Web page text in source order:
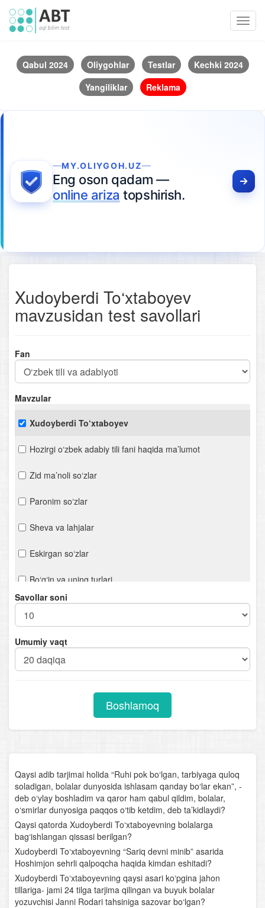
Qabul 2024 Oliygohlar Testlar
Kechki 2024
Yangiliklar
Reklama
MY.OLIYGOH.UZ
Eng oson qadam —
online ariza topshirish.
Xudoyberdi To‘xtaboyev
mavzusidan test savollari
Fan
Mavzular
Xudoyberdi To‘xtaboyev
Hozirgi o‘zbek adabiy tili fani haqida ma’lumot
Zid ma’noli so‘zlar
Paronim so‘zlar
Sheva va lahjalar
Eskirgan so‘zlar
Bo‘g‘in va uning turlari
Urg‘u
Mustaqil so‘z turkumlari
Olmoshning tuzilishiga ko‘ra turlari
Fe’llarning tuzilishiga ko'ra turlari
Undov so‘zlar
Gap
Uyushiq bo‘lakli gaplar
Savollar soni
Umumiy vaqt
Boshlamoq
Qaysi adib tarjimai holida “Ruhi pok bo‘lgan, tarbiyaga quloq
soladigan, bolalar dunyosida ishlasam qanday bo‘lar ekan”, -
deb o‘ylay boshladim va qaror ham qabul qildim, bolalar,
o‘smirlar dunyosiga paqqos o‘tib ketdim, deb ta’kidlaydi?
Qaysi qatorda Xudoyberdi To‘xtaboyevning bolalarga
bag‘ishlangan qissasi berilgan?
Xudoyberdi To‘xtaboyevning “Sariq devni minib” asarida
Hoshimjon sehrli qalpoqcha haqida kimdan eshitadi?
Xudoyberdi To‘xtaboyevning qaysi asari ko‘pgina jahon
tillariga- jami 24 tilga tarjima qilingan va buyuk bolalar
yozuvchisi Janni Rodari tahsiniga sazovar bo‘lgan?